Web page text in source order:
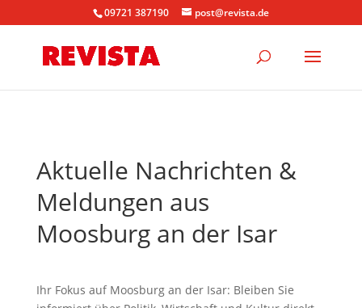
09721 387190 post@revista.de
Aktuelle Nachrichten &
Meldungen aus
Moosburg an der Isar
Ihr Fokus auf Moosburg an der Isar: Bleiben Sie